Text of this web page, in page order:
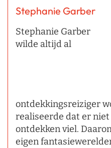
Stephanie Garber
Stephanie Garber
wilde altijd al
ontdekkingsreiziger
realiseerde dat er
ontdekken viel.
eigen